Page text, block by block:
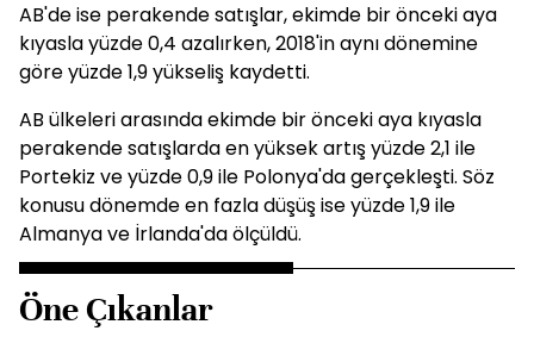
AB'de ise perakende satışlar, ekimde bir önceki aya
kıyasla yüzde 0,4 azalırken, 2018'in aynı dönemine
göre yüzde 1,9 yükseliş kaydetti.
AB ülkeleri arasında ekimde bir önceki aya kıyasla
perakende satışlarda en yüksek artış yüzde 2,1 ile
Portekiz ve yüzde 0,9 ile Polonya'da gerçekleşti. Söz
konusu dönemde en fazla düşüş ise yüzde 1,9 ile
Almanya ve İrlanda'da ölçüldü.
Öne Çıkanlar